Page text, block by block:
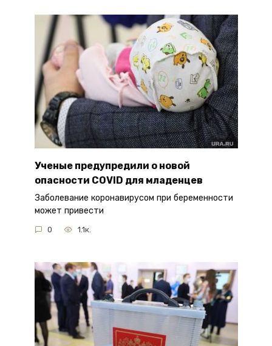
Ученые предупредили о новой
опасности COVID для младенцев
Заболевание коронавирусом при беременности
может привести
0 1.1к.